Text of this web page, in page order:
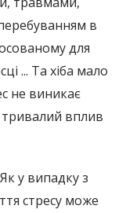
в
для
... Та хіба мало
не виникає
вплив
у випадку з
стресу може